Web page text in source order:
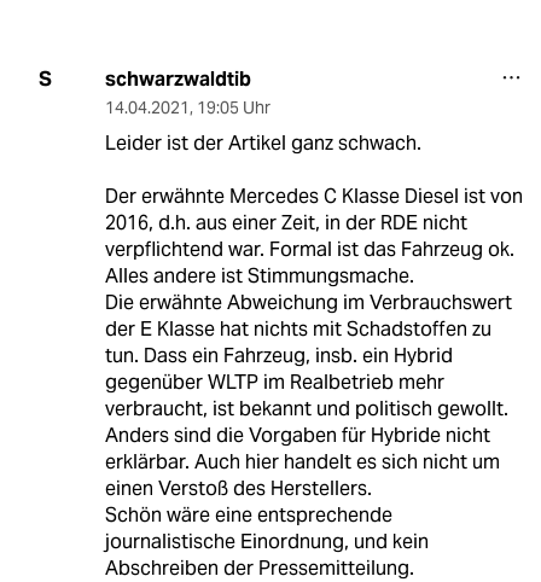
S schwarzwaldtib
14.04.2021, 19:05 Uhr
Leider ist der Artikel ganz schwach.
Der erwähnte Mercedes C Klasse Diesel ist von
2016, d.h. aus einer Zeit, in der RDE nicht
verpflichtend war. Formal ist das Fahrzeug ok.
Alles andere ist Stimmungsmache.
Die erwähnte Abweichung im Verbrauchswert
der E Klasse hat nichts mit Schadstoffen zu
tun. Dass ein Fahrzeug, insb. ein Hybrid
gegenüber WLTP im Realbetrieb mehr
verbraucht, ist bekannt und politisch gewollt.
Anders sind die Vorgaben für Hybride nicht
erklärbar. Auch hier handelt es sich nicht um
einen Verstoß des Herstellers.
Schön wäre eine entsprechende
journalistische Einordnung, und kein
Abschreiben der Pressemitteilung.